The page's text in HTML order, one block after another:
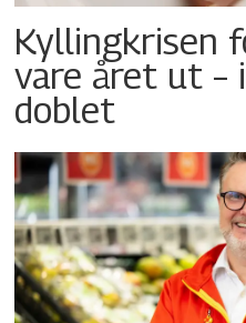
Kyllingkrisen
vare året ut –
doblet